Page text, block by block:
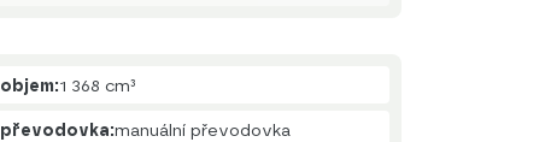
objem:1 368 cm³
převodovka:manuální převodovka